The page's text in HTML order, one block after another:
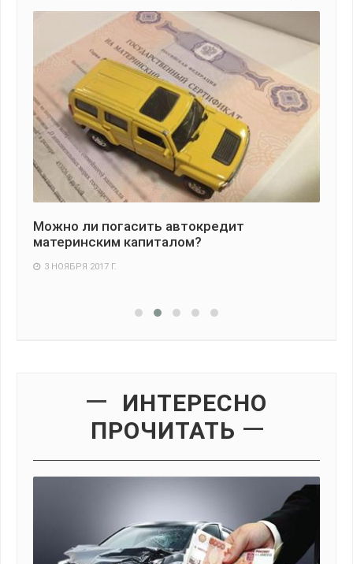
Можно ли погасить автокредит
материнским капиталом?
3 НОЯБРЯ 2017 Г.
ИНТЕРЕСНО
ПРОЧИТАТЬ